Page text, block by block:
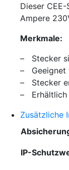
Dieser
Ampere
Merkmale:
– Stecker
– Geeignet
– Stecker
– Erhältlich
Zusätzliche
IP-